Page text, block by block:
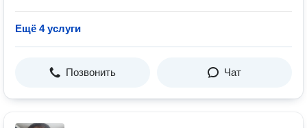
Ещё 4 услуги
Позвонить Чат